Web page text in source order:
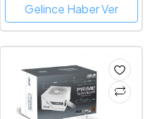
Gelince Haber Ver